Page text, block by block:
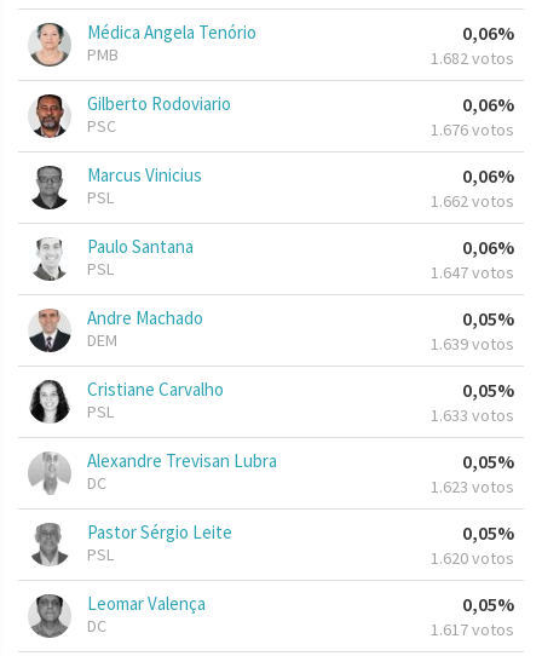
Médica Angela Tenório
PMB
0,06%
1.682 votos
Gilberto Rodoviario
PSC
0,06%
1.676 votos
Marcus Vinicius
PSL
0,06%
1.662 votos
Paulo Santana
PSL
0,06%
1.647 votos
Andre Machado
DEM
0,05%
1.639 votos
Cristiane Carvalho
PSL
0,05%
1.633 votos
Alexandre Trevisan Lubra
DC
0,05%
1.623 votos
Pastor Sérgio Leite
PSL
0,05%
1.620 votos
Leomar Valença
DC
0,05%
1.617 votos